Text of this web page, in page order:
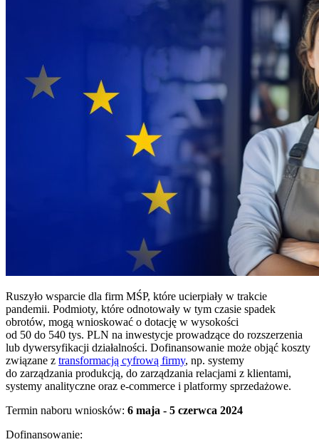
Ruszyło wsparcie dla firm MŚP, które ucierpiały w trakcie
pandemii. Podmioty, które odnotowały w tym czasie spadek
obrotów, mogą wnioskować o dotację w wysokości
od 50 do 540 tys. PLN na inwestycje prowadzące do rozszerzenia
lub dywersyfikacji działalności. Dofinansowanie może objąć koszty
związane z transformacją cyfrową firmy, np. systemy
do zarządzania produkcją, do zarządzania relacjami z klientami,
systemy analityczne oraz e-commerce i platformy sprzedażowe.
Termin naboru wniosków: 6 maja - 5 czerwca 2024
Dofinansowanie: